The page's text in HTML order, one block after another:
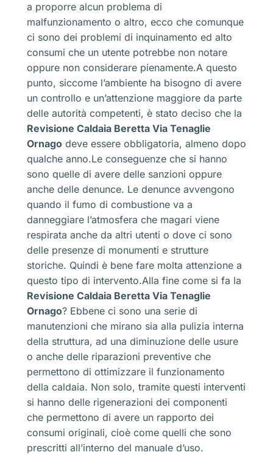
a proporre alcun problema di
malfunzionamento o altro, ecco che comunque
ci sono dei problemi di inquinamento ed alto
consumi che un utente potrebbe non notare
oppure non considerare pienamente.A questo
punto, siccome l’ambiente ha bisogno di avere
un controllo e un’attenzione maggiore da parte
delle autorità competenti, è stato deciso che la
Revisione Caldaia Beretta Via Tenaglie
Ornago deve essere obbligatoria, almeno dopo
qualche anno.Le conseguenze che si hanno
sono quelle di avere delle sanzioni oppure
anche delle denunce. Le denunce avvengono
quando il fumo di combustione va a
danneggiare l’atmosfera che magari viene
respirata anche da altri utenti o dove ci sono
delle presenze di monumenti e strutture
storiche. Quindi è bene fare molta attenzione a
questo tipo di intervento.Alla fine come si fa la
Revisione Caldaia Beretta Via Tenaglie
Ornago? Ebbene ci sono una serie di
manutenzioni che mirano sia alla pulizia interna
della struttura, ad una diminuzione delle usure
o anche delle riparazioni preventive che
permettono di ottimizzare il funzionamento
della caldaia. Non solo, tramite questi interventi
si hanno delle rigenerazioni dei componenti
che permettono di avere un rapporto dei
consumi originali, cioè come quelli che sono
prescritti all’interno del manuale d’uso.